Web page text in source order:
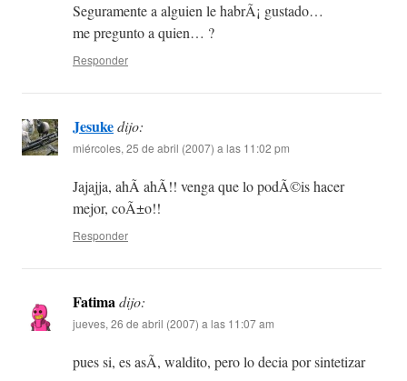
Seguramente a alguien le habrÃ¡ gustado…
me pregunto a quien… ?
Responder
Jesukedijo:
miércoles, 25 de abril (2007) a las 11:02 pm
Jajajja, ahÃ­ ahÃ­!! venga que lo podÃ©is hacer
mejor, coÃ±o!!
Responder
Fatimadijo:
jueves, 26 de abril (2007) a las 11:07 am
pues si, es asÃ­, waldito, pero lo decia por sintetizar